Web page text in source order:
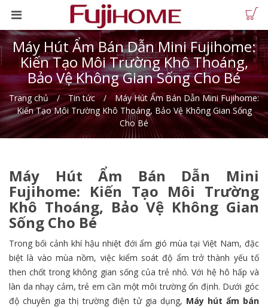
Máy Hút Ẩm Bán Dẫn Mini Fujihome:
Kiến Tạo Môi Trường Khô Thoáng,
Bảo Vệ Không Gian Sống Cho Bé
Trang chủ Tin tức
Máy Hút Ẩm Bán Dẫn Mini Fujihome:
Kiến Tạo Môi Trường Khô Thoáng, Bảo Vệ Không Gian Sống
Cho Bé
Máy Hút Ẩm Bán Dẫn Mini
Fujihome: Kiến Tạo Môi Trường
Khô Thoáng, Bảo Vệ Không Gian
Sống Cho Bé
Trong bối cảnh khí hậu nhiệt đới ẩm gió mùa tại Việt Nam, đặc
biệt là vào mùa nồm, việc kiểm soát độ ẩm trở thành yếu tố
then chốt trong không gian sống của trẻ nhỏ. Với hệ hô hấp và
làn da nhạy cảm, trẻ em cần một môi trường ổn định. Dưới góc
độ chuyên gia thị trường điện tử gia dụng, Máy hút ẩm bán